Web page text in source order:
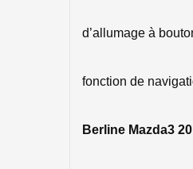
d’allumage à
fonction de
Berline Mazda3